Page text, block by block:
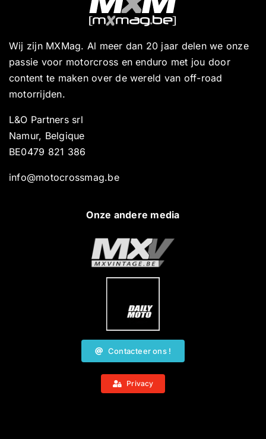
Wij zijn MXMag. Al meer dan 20 jaar delen we onze
passie voor motorcross en enduro met jou door
content te maken over de wereld van off-road
motorrijden.
L&O Partners srl
Namur, Belgique
BE0479 821 386
info@motocrossmag.be
Onze andere media
Contacteer ons !
Privacy